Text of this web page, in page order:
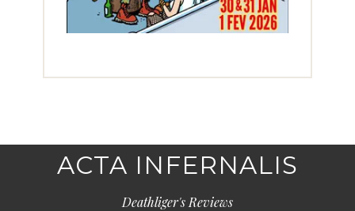
ACTA INFERNALIS
Deathliger's Reviews